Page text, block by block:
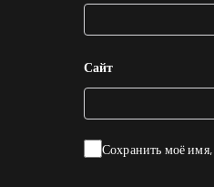
Сайт
Сохранить моё